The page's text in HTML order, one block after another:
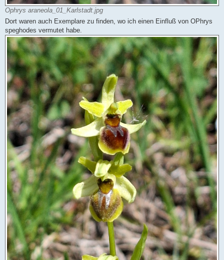
Ophrys araneola_01_Karlstadt.jpg
Dort waren auch Exemplare zu finden, wo ich einen Einfluß von OPhrys
speghodes vermutet habe.